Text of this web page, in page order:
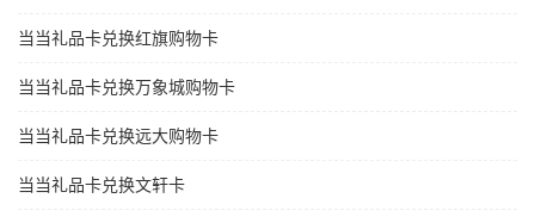
当当礼品卡兑换红旗购物卡
当当礼品卡兑换万象城购物卡
当当礼品卡兑换远大购物卡
当当礼品卡兑换文轩卡